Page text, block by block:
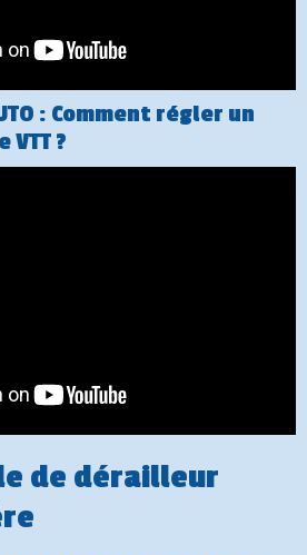
: Comment régler un
?
de dérailleur